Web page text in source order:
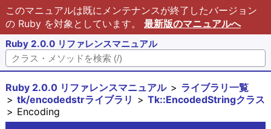
このマニュアルは既にメンテナンスが終了したバージョン
の Ruby を対象としています。 最新版のマニュアルへ
Ruby 2.0.0 リファレンスマニュアル
Ruby 2.0.0 リファレンスマニュアル
ライブラリ一覧
tk/encodedstrライブラリ
Tk::EncodedStringクラス
Encoding